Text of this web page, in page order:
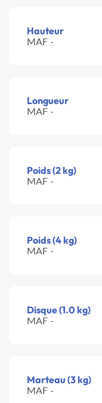
Hauteur
MAF -
Longueur
MAF -
Poids (2 kg)
MAF -
Poids (4 kg)
MAF -
Disque (1.0 kg)
MAF -
Marteau (3 kg)
MAF -